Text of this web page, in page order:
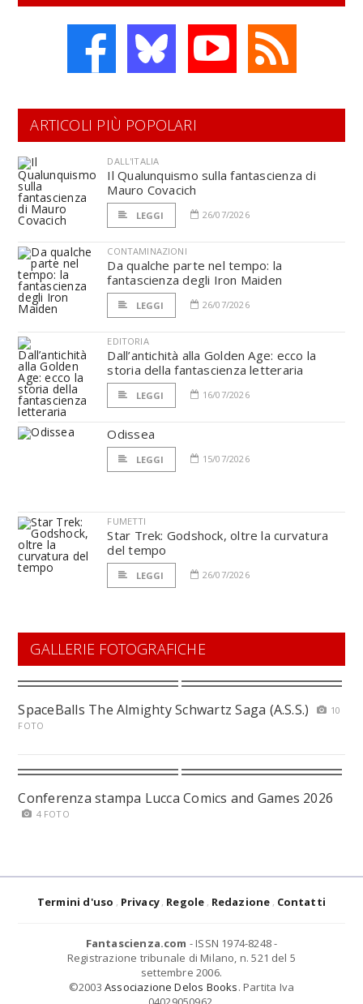
ARTICOLI PIÙ POPOLARI
DALL'ITALIA
Il Qualunquismo sulla fantascienza di
Mauro Covacich
LEGGI 26/07/2026
CONTAMINAZIONI
Da qualche parte nel tempo: la
fantascienza degli Iron Maiden
LEGGI 26/07/2026
EDITORIA
Dall’antichità alla Golden Age: ecco la
storia della fantascienza letteraria
LEGGI 16/07/2026
Odissea
LEGGI 15/07/2026
FUMETTI
Star Trek: Godshock, oltre la curvatura
del tempo
LEGGI 26/07/2026
GALLERIE FOTOGRAFICHE
SpaceBalls The Almighty Schwartz Saga (A.S.S.)
10
FOTO
Conferenza stampa Lucca Comics and Games 2026
4 FOTO
Termini d'uso Privacy Regole Redazione Contatti
Fantascienza.com - ISSN 1974-8248 -
Registrazione tribunale di Milano, n. 521 del 5
settembre 2006.
©2003 Associazione Delos Books. Partita Iva